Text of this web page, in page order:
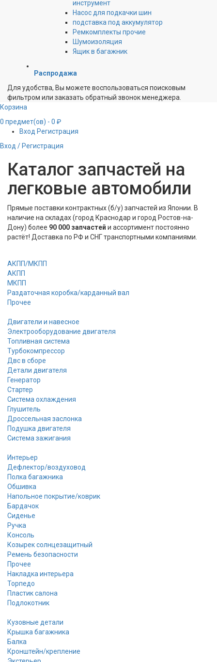
инструмент
Насос для подкачки шин
подставка под аккумулятор
Ремкомплекты прочие
Шумоизоляция
Ящик в багажник
Распродажа
Для удобства, Вы можете воспользоваться поисковым
фильтром или заказать обратный звонок менеджера.
Корзина
0 предмет(ов) - 0 ₽
Вход Регистрация
Вход / Регистрация
Каталог запчастей на
легковые автомобили
Прямые поставки контрактных (б/у) запчастей из Японии. В
наличие на складах (город Краснодар и город Ростов-на-
Дону) более 90 000 запчастей и ассортимент постоянно
растёт! Доставка по РФ и СНГ транспортными компаниями.
АКПП/МКПП
АКПП
МКПП
Раздаточная коробка/карданный вал
Прочее
Двигатели и навесное
Электрооборудование двигателя
Топливная система
Турбокомпрессор
Двс в сборе
Детали двигателя
Генератор
Стартер
Cистема охлаждения
Глушитель
Дроссельная заслонка
Подушка двигателя
Система зажигания
Интерьер
Дефлектор/воздуховод
Полка багажника
Обшивка
Напольное покрытие/коврик
Бардачок
Сиденье
Ручка
Консоль
Козырек солнцезащитный
Ремень безопасности
Прочее
Накладка интерьера
Торпедо
Пластик салона
Подлокотник
Кузовные детали
Крышка багажника
Балка
Кронштейн/крепление